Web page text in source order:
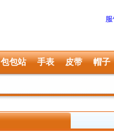
包包站 手表 皮带 帽子